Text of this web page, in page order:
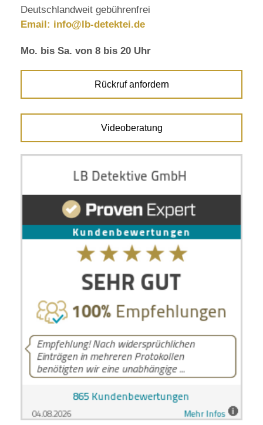
Deutschlandweit gebührenfrei
Email: info@lb-detektei.de
Mo. bis Sa. von 8 bis 20 Uhr
Rückruf anfordern
Videoberatung